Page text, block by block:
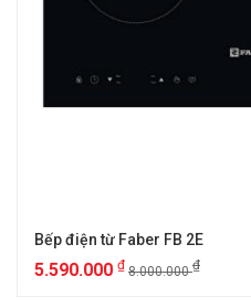
Bếp điện từ Faber FB 2E
5.590.000 ₫ 8.000.000₫